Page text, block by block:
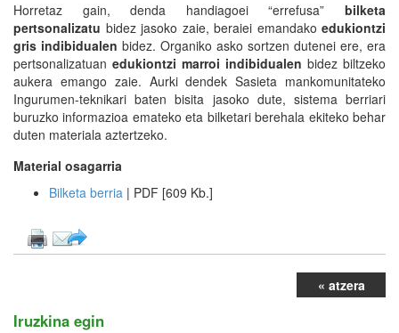
Horretaz gain, denda handiagoei “errefusa” bilketa
pertsonalizatu bidez jasoko zaie, beraiei emandako edukiontzi
gris indibidualen bidez. Organiko asko sortzen dutenei ere, era
pertsonalizatuan edukiontzi marroi indibidualen bidez biltzeko
aukera emango zaie. Aurki dendek Sasieta mankomunitateko
Ingurumen-teknikari baten bisita jasoko dute, sistema berriari
buruzko informazioa emateko eta bilketari berehala ekiteko behar
duten materiala aztertzeko.
Material osagarria
Bilketa berria | PDF [609 Kb.]
« atzera
Iruzkina egin